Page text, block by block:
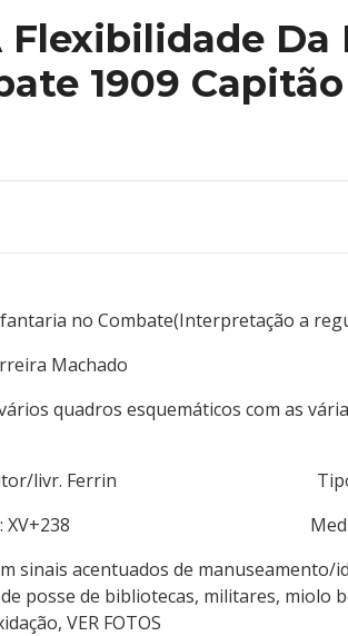
Flexibilidade Da
1909
no Combate(Interpretação a
Machado
quadros esquemáticos com as
/autor/livr. Ferrin Tipo de
XV+238 Medidas:
sinais acentuados de manuseamento/
posse de bibliotecas, militares, miolo
VER FOTOS